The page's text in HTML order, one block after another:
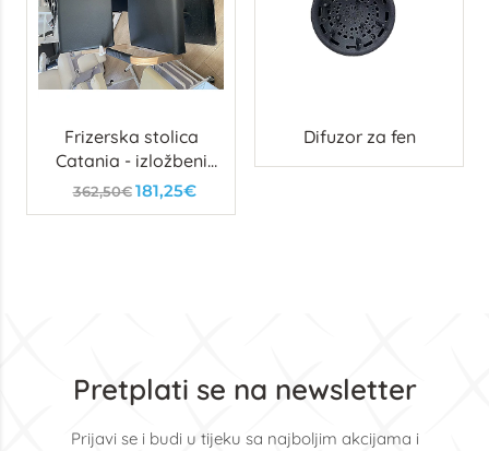
Frizerska stolica
Catania - izložbeni
primjerak
362,50€ 181,25€
Difuzor za fen
Pretplati se na newsletter
Prijavi se i budi u tijeku sa najboljim akcijama i